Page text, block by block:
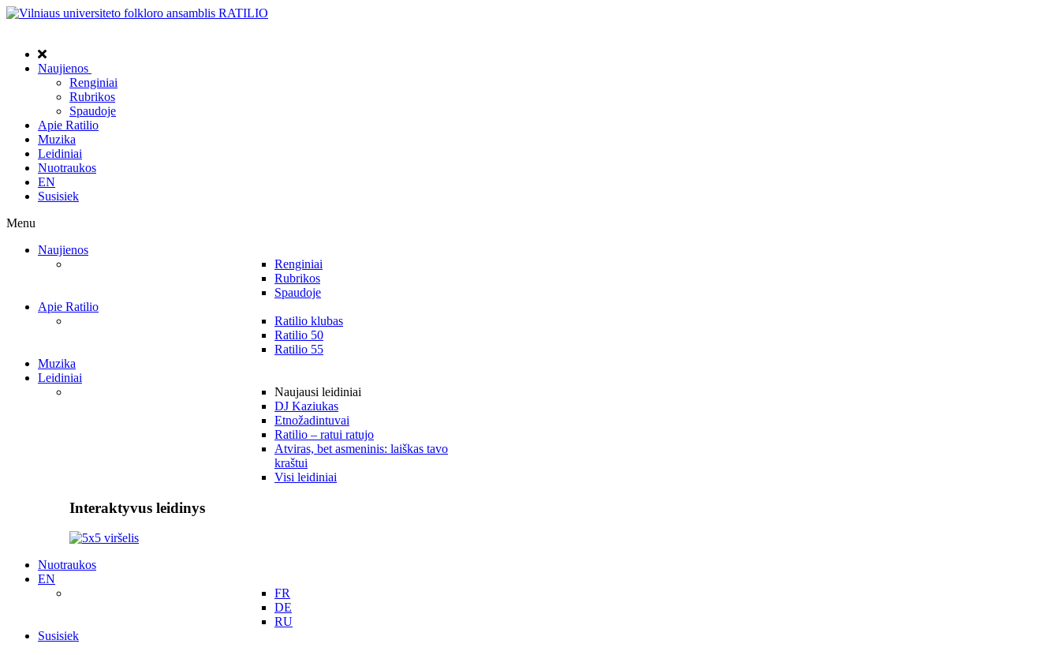
Naujienos
Renginiai
Rubrikos
Spaudoje
Apie Ratilio
Muzika
Leidiniai
Nuotraukos
EN
Susisiek
Menu
Naujienos
Renginiai
Rubrikos
Spaudoje
Apie Ratilio
Ratilio klubas
Ratilio 50
Ratilio 55
Muzika
Leidiniai
Naujausi leidiniai
DJ Kaziukas
Etnožadintuvai
Ratilio – ratui ratujo
Atviras, bet asmeninis: laiškas tavo
kraštui
Visi leidiniai
Interaktyvus leidinys
Nuotraukos
EN
FR
DE
RU
Susisiek